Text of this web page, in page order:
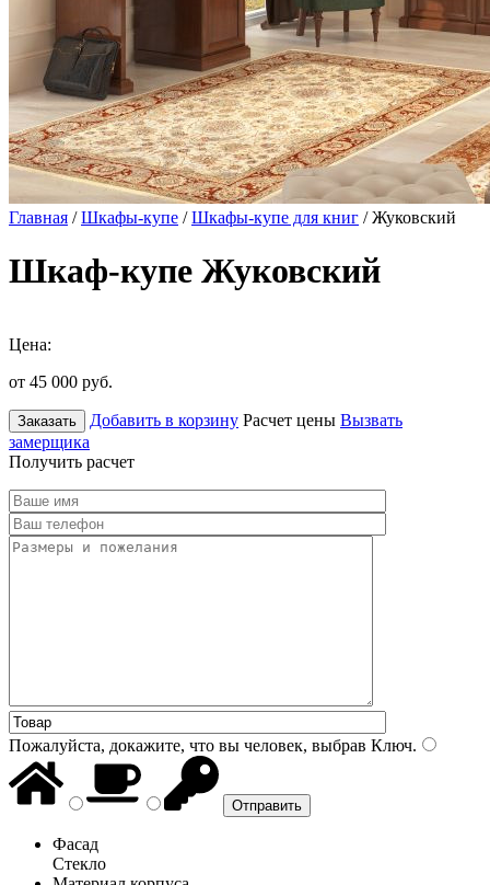
Главная /Шкафы-купе /Шкафы-купе для книг / Жуковский
Шкаф-купе Жуковский
Цена:
от 45 000 руб.
Заказать Добавить в корзину Расчет цены Вызвать
замерщика
Получить расчет
Пожалуйста, докажите, что вы человек, выбрав Ключ.
Фасад
Стекло